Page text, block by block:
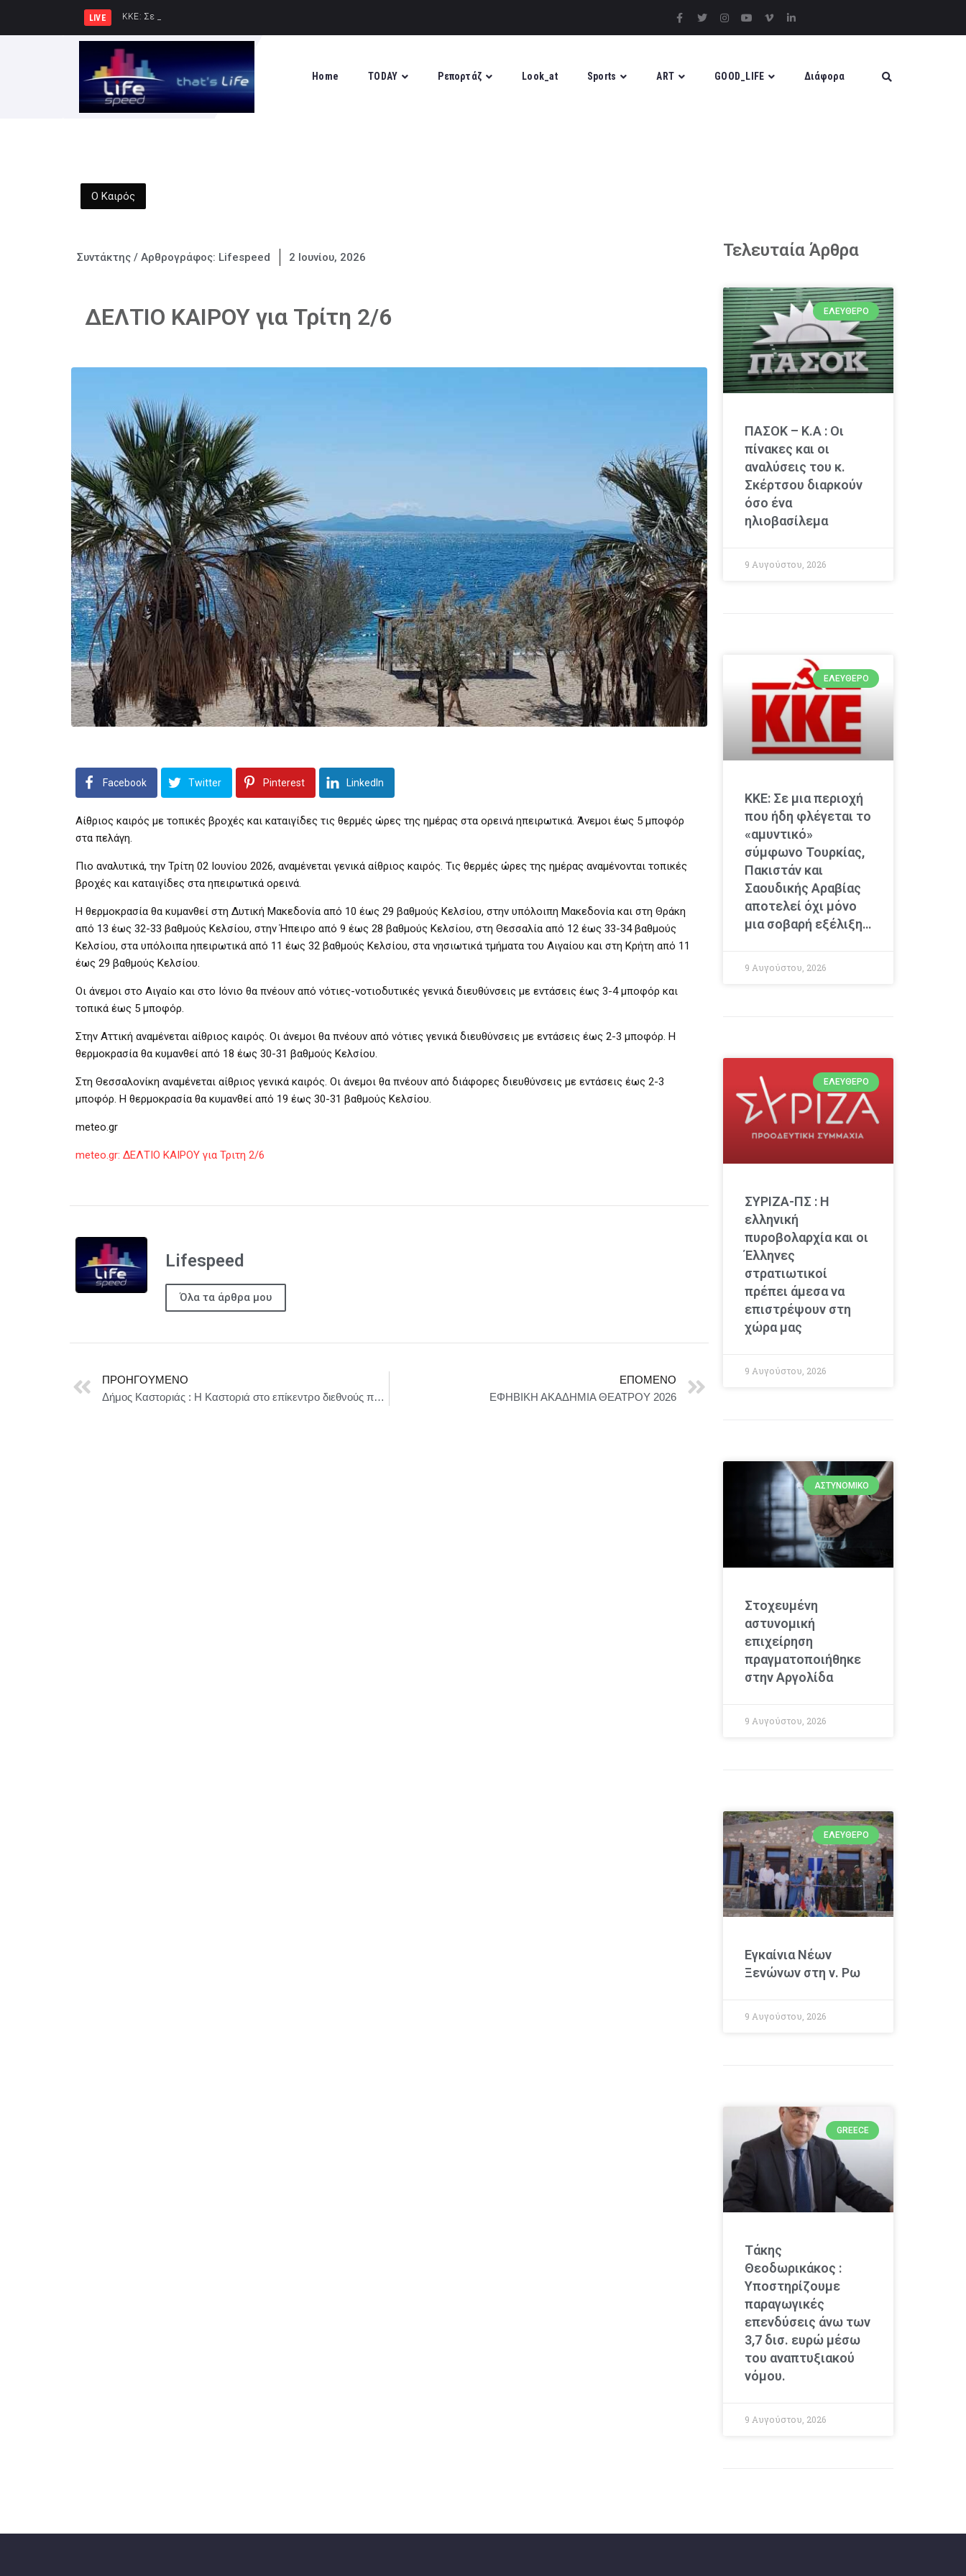
LIVE ΚΚΕ: Σε μια περιοχή που ήδη φλέγετ
Home TODAY Ρεπορτάζ Look_at Sports ART GOOD_LIFE Διάφορα
Ο Καιρός
Συντάκτης / Αρθρογράφος: Lifespeed 2 Ιουνίου, 2026
ΔΕΛΤΙΟ ΚΑΙΡΟΥ για Τρίτη 2/6
Facebook Twitter Pinterest LinkedIn
Αίθριος καιρός με τοπικές βροχές και καταιγίδες τις θερμές ώρες της ημέρας στα ορεινά ηπειρωτικά. Άνεμοι έως 5 μποφόρ
στα πελάγη.
Πιο αναλυτικά, την Τρίτη 02 Ιουνίου 2026, αναμένεται γενικά αίθριος καιρός. Τις θερμές ώρες της ημέρας αναμένονται τοπικές
βροχές και καταιγίδες στα ηπειρωτικά ορεινά.
Η θερμοκρασία θα κυμανθεί στη Δυτική Μακεδονία από 10 έως 29 βαθμούς Κελσίου, στην υπόλοιπη Μακεδονία και στη Θράκη
από 13 έως 32-33 βαθμούς Κελσίου, στην Ήπειρο από 9 έως 28 βαθμούς Κελσίου, στη Θεσσαλία από 12 έως 33-34 βαθμούς
Κελσίου, στα υπόλοιπα ηπειρωτικά από 11 έως 32 βαθμούς Κελσίου, στα νησιωτικά τμήματα του Αιγαίου και στη Κρήτη από 11
έως 29 βαθμούς Κελσίου.
Οι άνεμοι στο Αιγαίο και στο Ιόνιο θα πνέουν από νότιες-νοτιοδυτικές γενικά διευθύνσεις με εντάσεις έως 3-4 μποφόρ και
τοπικά έως 5 μποφόρ.
Στην Αττική αναμένεται αίθριος καιρός. Οι άνεμοι θα πνέουν από νότιες γενικά διευθύνσεις με εντάσεις έως 2-3 μποφόρ. Η
θερμοκρασία θα κυμανθεί από 18 έως 30-31 βαθμούς Κελσίου.
Στη Θεσσαλονίκη αναμένεται αίθριος γενικά καιρός. Οι άνεμοι θα πνέουν από διάφορες διευθύνσεις με εντάσεις έως 2-3
μποφόρ. Η θερμοκρασία θα κυμανθεί από 19 έως 30-31 βαθμούς Κελσίου.
meteo.gr
meteo.gr: ΔΕΛΤΙΟ ΚΑΙΡΟΥ για Τριτη 2/6
Lifespeed
Όλα τα άρθρα μου
ΠΡΟΗΓΟΎΜΕΝΟ
Δήμος Καστοριάς : Η Καστοριά στο επίκεντρο διεθνούς προβολής μέσω του εθνικού διαγωνισμού ομορφιάς «Miss Albania 2026»
ΕΠΌΜΕΝΟ
ΕΦΗΒΙΚΗ ΑΚΑΔΗΜΙΑ ΘΕΑΤΡΟΥ 2026
Τελευταία Άρθρα
ΕΛΕΎΘΕΡΟ
ΠΑΣΟΚ – Κ.Α : Οι
πίνακες και οι
αναλύσεις του κ.
Σκέρτσου διαρκούν
όσο ένα
ηλιοβασίλεμα
9 Αυγούστου, 2026
ΕΛΕΎΘΕΡΟ
ΚΚΕ: Σε μια περιοχή
που ήδη φλέγεται το
«αμυντικό»
σύμφωνο Τουρκίας,
Πακιστάν και
Σαουδικής Αραβίας
αποτελεί όχι μόνο
μια σοβαρή εξέλιξη…
9 Αυγούστου, 2026
ΕΛΕΎΘΕΡΟ
ΣΥΡΙΖΑ-ΠΣ : Η
ελληνική
πυροβολαρχία και οι
Έλληνες
στρατιωτικοί
πρέπει άμεσα να
επιστρέψουν στη
χώρα μας
9 Αυγούστου, 2026
ΑΣΤΥΝΟΜΙΚΌ
Στοχευμένη
αστυνομική
επιχείρηση
πραγματοποιήθηκε
στην Αργολίδα
9 Αυγούστου, 2026
ΕΛΕΎΘΕΡΟ
Εγκαίνια Νέων
Ξενώνων στη ν. Ρω
9 Αυγούστου, 2026
GREECE
Τάκης
Θεοδωρικάκος :
Υποστηρίζουμε
παραγωγικές
επενδύσεις άνω των
3,7 δισ. ευρώ μέσω
του αναπτυξιακού
νόμου.
9 Αυγούστου, 2026